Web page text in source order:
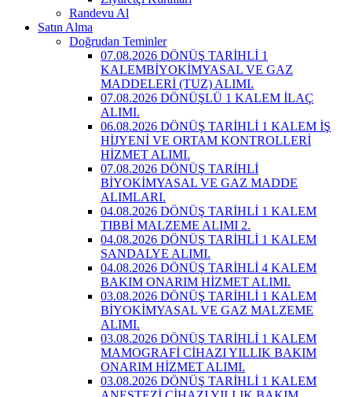
Randevu Al
Satın Alma
Doğrudan Teminler
07.08.2026 DÖNÜŞ TARİHLİ 1
KALEMBİYOKİMYASAL VE GAZ
MADDELERİ (TUZ) ALIMI.
07.08.2026 DÖNÜŞLÜ 1 KALEM İLAÇ
ALIMI.
06.08.2026 DÖNÜŞ TARİHLİ 1 KALEM İŞ
HİJYENİ VE ORTAM KONTROLLERİ
HİZMET ALIMI.
07.08.2026 DÖNÜŞ TARİHLİ
BİYOKİMYASAL VE GAZ MADDE
ALIMLARI.
04.08.2026 DÖNÜŞ TARİHLİ 1 KALEM
TIBBİ MALZEME ALIMI 2.
04.08.2026 DÖNÜŞ TARİHLİ 1 KALEM
SANDALYE ALIMI.
04.08.2026 DÖNÜŞ TARİHLİ 4 KALEM
BAKIM ONARIM HİZMET ALIMI.
03.08.2026 DÖNÜŞ TARİHLİ 1 KALEM
BİYOKİMYASAL VE GAZ MALZEME
ALIMI.
03.08.2026 DÖNÜŞ TARİHLİ 1 KALEM
MAMOGRAFİ CİHAZI YILLIK BAKIM
ONARIM HİZMET ALIMI.
03.08.2026 DÖNÜŞ TARİHLİ 1 KALEM